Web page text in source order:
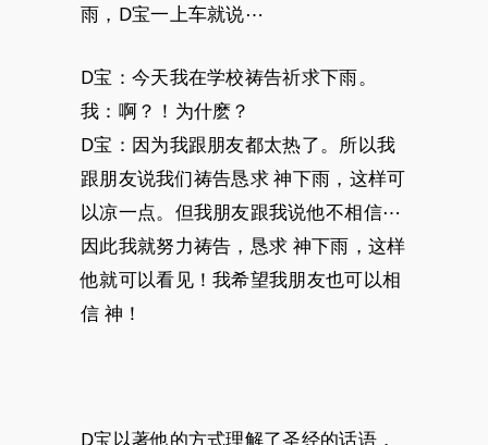
雨，D宝一上车就说⋯
D宝：今天我在学校祷告祈求下雨。
我：啊？！为什麽？
D宝：因为我跟朋友都太热了。所以我
跟朋友说我们祷告恳求 神下雨，这样可
以凉一点。但我朋友跟我说他不相信⋯
因此我就努力祷告，恳求 神下雨，这样
他就可以看见！我希望我朋友也可以相
信 神！
D宝以著他的方式理解了圣经的话语，